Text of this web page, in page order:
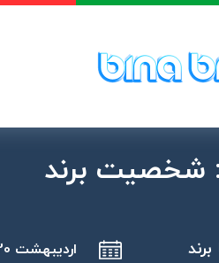
شخصیت برند
برند اردیبهشت 20, 1399